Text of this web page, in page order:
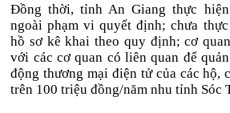
Đồng thời, tỉnh An Giang thực
ngoài phạm vi quyết định; chưa
hồ sơ kê khai theo quy định; cơ
với các cơ quan có liên quan để
động thương mại điện tử của các hộ,
trên 100 triệu đồng/năm nhu tỉnh Sóc